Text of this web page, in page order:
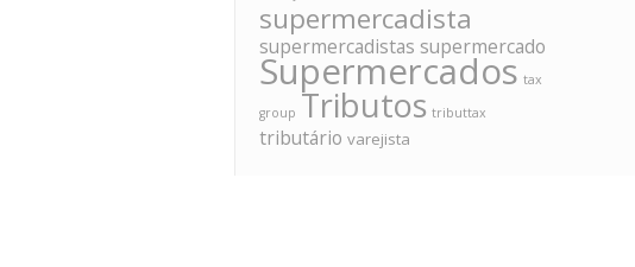
supermercadista
supermercadistas supermercado
Supermercados tax
group Tributos tributtax
tributário varejista